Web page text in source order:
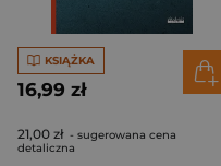
KSIĄŻKA
16,99 zł
21,00 zł - sugerowana cena
detaliczna